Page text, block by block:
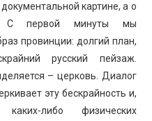
картине, а о
С первой минуты мы
провинции: долгий план,
русский пейзаж.
– церковь. Диалог
эту бескрайность и,
либо физических